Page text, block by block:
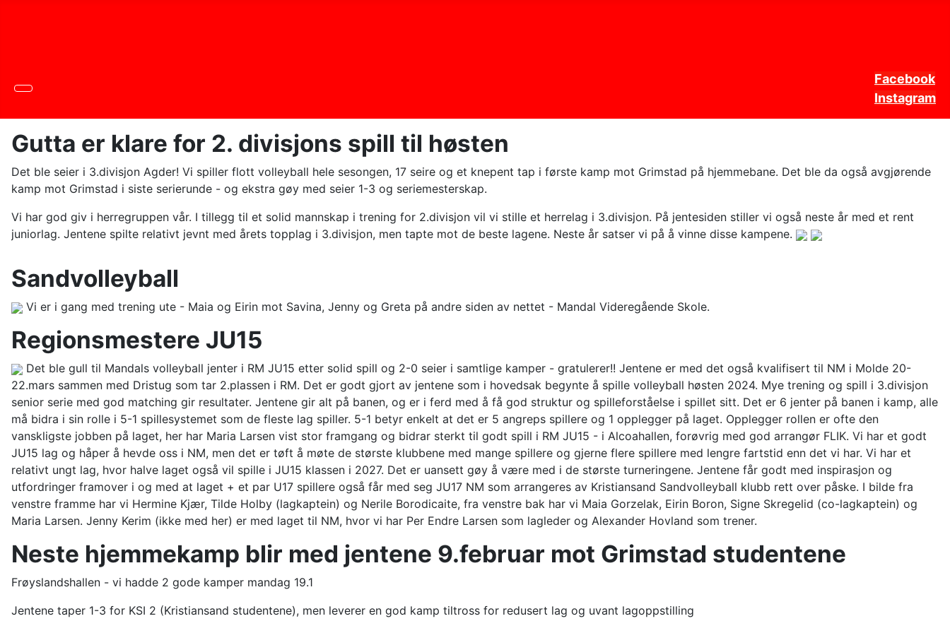
Facebook
Instagram
Gutta er klare for 2. divisjons spill til høsten
Det ble seier i 3.divisjon Agder! Vi spiller flott volleyball hele sesongen, 17 seire og et knepent tap i første kamp mot Grimstad på hjemmebane. Det ble da også avgjørende
kamp mot Grimstad i siste serierunde - og ekstra gøy med seier 1-3 og seriemesterskap.
Vi har god giv i herregruppen vår. I tillegg til et solid mannskap i trening for 2.divisjon vil vi stille et herrelag i 3.divisjon. På jentesiden stiller vi også neste år med et rent
juniorlag. Jentene spilte relativt jevnt med årets topplag i 3.divisjon, men tapte mot de beste lagene. Neste år satser vi på å vinne disse kampene.
Sandvolleyball
Vi er i gang med trening ute - Maia og Eirin mot Savina, Jenny og Greta på andre siden av nettet - Mandal Videregående Skole.
Regionsmestere JU15
Det ble gull til Mandals volleyball jenter i RM JU15 etter solid spill og 2-0 seier i samtlige kamper - gratulerer!! Jentene er med det også kvalifisert til NM i Molde 20-
22.mars sammen med Dristug som tar 2.plassen i RM. Det er godt gjort av jentene som i hovedsak begynte å spille volleyball høsten 2024. Mye trening og spill i 3.divisjon
senior serie med god matching gir resultater. Jentene gir alt på banen, og er i ferd med å få god struktur og spilleforståelse i spillet sitt. Det er 6 jenter på banen i kamp, alle
må bidra i sin rolle i 5-1 spillesystemet som de fleste lag spiller. 5-1 betyr enkelt at det er 5 angreps spillere og 1 opplegger på laget. Opplegger rollen er ofte den
vanskligste jobben på laget, her har Maria Larsen vist stor framgang og bidrar sterkt til godt spill i RM JU15 - i Alcoahallen, forøvrig med god arrangør FLIK. Vi har et godt
JU15 lag og håper å hevde oss i NM, men det er tøft å møte de største klubbene med mange spillere og gjerne flere spillere med lengre fartstid enn det vi har. Vi har et
relativt ungt lag, hvor halve laget også vil spille i JU15 klassen i 2027. Det er uansett gøy å være med i de største turneringene. Jentene får godt med inspirasjon og
utfordringer framover i og med at laget + et par U17 spillere også får med seg JU17 NM som arrangeres av Kristiansand Sandvolleyball klubb rett over påske. I bilde fra
venstre framme har vi Hermine Kjær, Tilde Holby (lagkaptein) og Nerile Borodicaite, fra venstre bak har vi Maia Gorzelak, Eirin Boron, Signe Skregelid (co-lagkaptein) og
Maria Larsen. Jenny Kerim (ikke med her) er med laget til NM, hvor vi har Per Endre Larsen som lagleder og Alexander Hovland som trener.
Neste hjemmekamp blir med jentene 9.februar mot Grimstad studentene
Frøyslandshallen - vi hadde 2 gode kamper mandag 19.1
Jentene taper 1-3 for KSI 2 (Kristiansand studentene), men leverer en god kamp tiltross for redusert lag og uvant lagoppstilling